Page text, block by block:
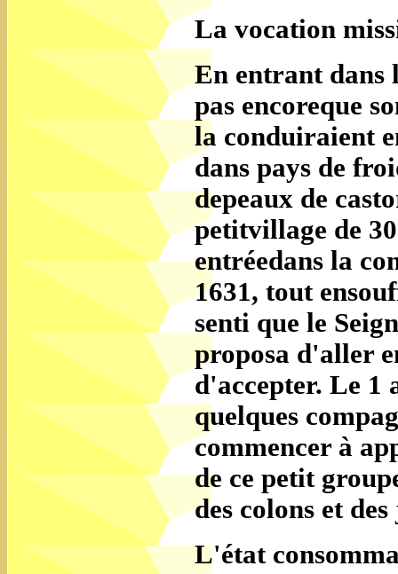
La vocation
En entrant dans
pas encoreque
la conduiraient
dans pays de
depeaux de
petitvillage de
entréedans la
1631, tout
senti que le
proposa d'aller
d'accepter. Le 1
quelques
commencer à
de ce petit
des colons et
L'état